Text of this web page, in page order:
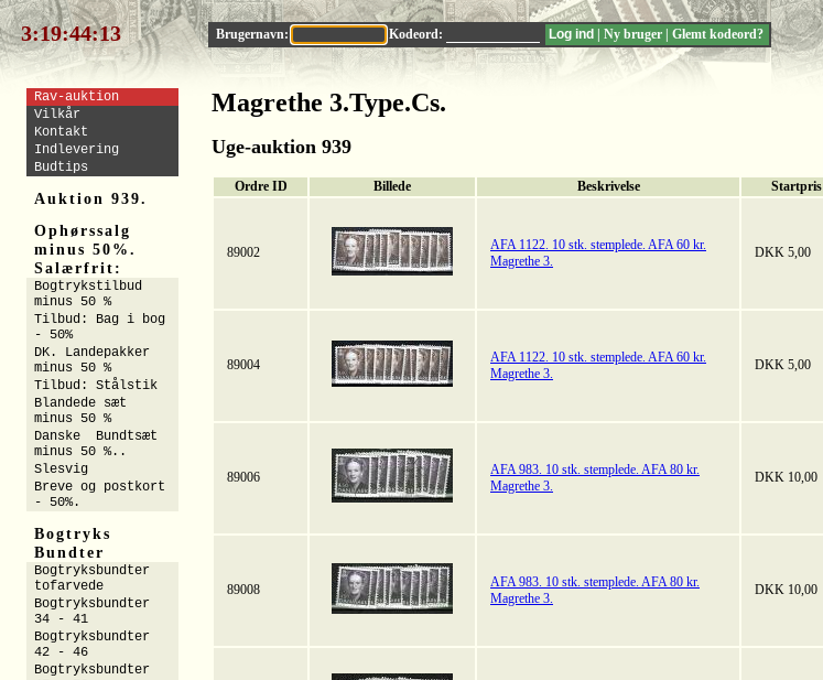
3:19:44:12 Brugernavn: Kodeord: Ny bruger Glemt kodeord?
Magrethe 3.Type.Cs.
Uge-auktion 939
Ordre ID Billede Beskrivelse Startpris
89002
AFA 1122. 10 stk. stemplede. AFA 60 kr.
Magrethe 3.
DKK 5,00
89004
AFA 1122. 10 stk. stemplede. AFA 60 kr.
Magrethe 3.
DKK 5,00
89006
AFA 983. 10 stk. stemplede. AFA 80 kr.
Magrethe 3.
DKK 10,00
89008
AFA 983. 10 stk. stemplede. AFA 80 kr.
Magrethe 3.
DKK 10,00
Rav-auktion
Vilkår
Kontakt
Indlevering
Budtips
Auktion 939.
Ophørssalg
minus 50%.
Salærfrit:
Bogtrykstilbud
minus 50 %
Tilbud: Bag i bog
- 50%
DK. Landepakker
minus 50 %
Tilbud: Stålstik
Blandede sæt
minus 50 %
Danske Bundtsæt
minus 50 %..
Slesvig
Breve og postkort
- 50%.
Bogtryks
Bundter
Bogtryksbundter
tofarvede
Bogtryksbundter
34 - 41
Bogtryksbundter
42 - 46
Bogtryksbundter